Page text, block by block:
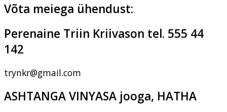
Võta meiega ühendust:
Perenaine Triin Kriivason tel. 555 44
142
trynkr@gmail.com
ASHTANGA VINYASA jooga, HATHA